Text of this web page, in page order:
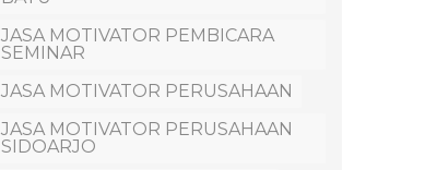
JASA MOTIVATOR PEMBICARA
SEMINAR
JASA MOTIVATOR PERUSAHAAN
JASA MOTIVATOR PERUSAHAAN
SIDOARJO